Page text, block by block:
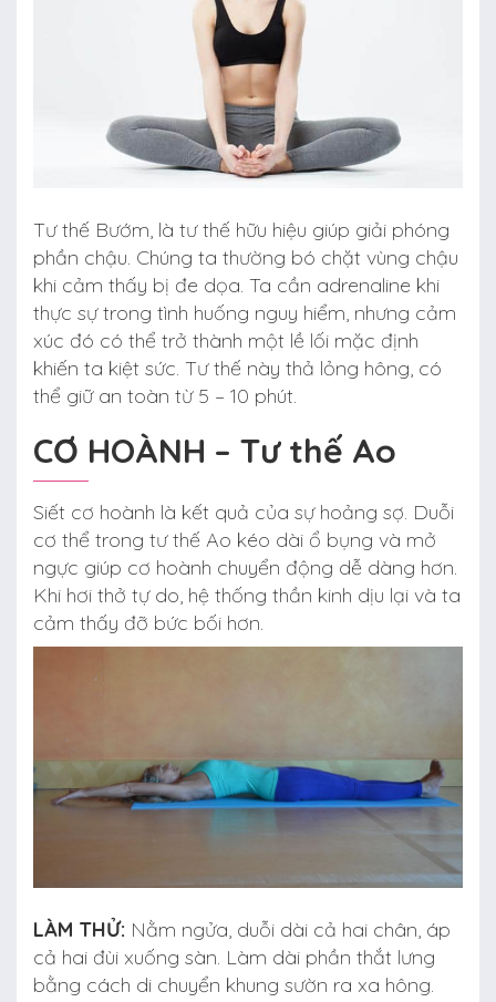
Tư thế Bướm, là tư thế hữu hiệu giúp giải phóng
phần chậu. Chúng ta thường bó chặt vùng chậu
khi cảm thấy bị đe dọa. Ta cần adrenaline khi
thực sự trong tình huống nguy hiểm, nhưng cảm
xúc đó có thể trở thành một lề lối mặc định
khiến ta kiệt sức. Tư thế này thả lỏng hông, có
thể giữ an toàn từ 5 – 10 phút.
CƠ HOÀNH – Tư thế Ao
Siết cơ hoành là kết quả của sự hoảng sợ. Duỗi
cơ thể trong tư thế Ao kéo dài ổ bụng và mở
ngực giúp cơ hoành chuyển động dễ dàng hơn.
Khi hơi thở tự do, hệ thống thần kinh dịu lại và ta
cảm thấy đỡ bức bối hơn.
LÀM THỬ: Nằm ngửa, duỗi dài cả hai chân, áp
cả hai đùi xuống sàn. Làm dài phần thắt lưng
bằng cách di chuyển khung sườn ra xa hông.